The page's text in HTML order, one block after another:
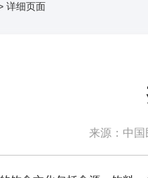
详细页面
来源：中国